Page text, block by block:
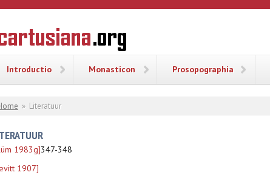
Geschiedenis
de
Introductio Monasticon Prosopographia
bent hier
» Literatuur
1983g]347-348
1907]